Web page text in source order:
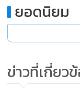
หายป่วยเพิ่มเติม 62 ร
น่าจะเยอะกว่านี้ เสียชี
ต้องพยายามลดผู้ติดเชื้
นพ.ทวีศิลป์ กล่าวว่า วั
ยอดนิยม
ข่าวที่เกี่ยว